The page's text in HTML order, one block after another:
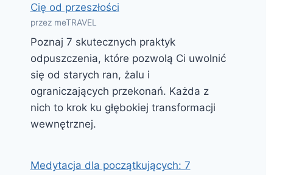
Cię od przeszłości
przez meTRAVEL
Poznaj 7 skutecznych praktyk
odpuszczenia, które pozwolą Ci uwolnić
się od starych ran, żalu i
ograniczających przekonań. Każda z
nich to krok ku głębokiej transformacji
wewnętrznej.
Medytacja dla początkujących: 7